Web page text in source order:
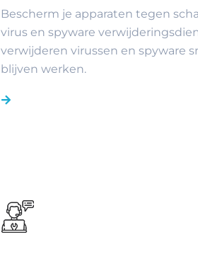
Bescherm je apparaten tegen
virus en spyware
verwijderen virussen en spyware
blijven werken.